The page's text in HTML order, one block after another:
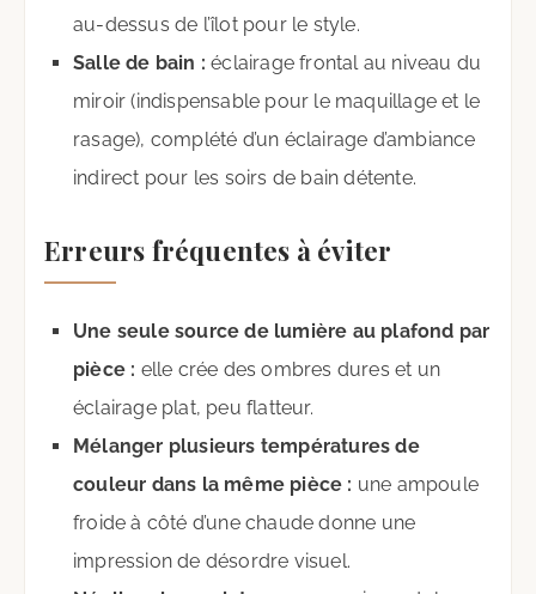
au-dessus de l’îlot pour le style.
Salle de bain : éclairage frontal au niveau du
miroir (indispensable pour le maquillage et le
rasage), complété d’un éclairage d’ambiance
indirect pour les soirs de bain détente.
Erreurs fréquentes à éviter
Une seule source de lumière au plafond par
pièce : elle crée des ombres dures et un
éclairage plat, peu flatteur.
Mélanger plusieurs températures de
couleur dans la même pièce : une ampoule
froide à côté d’une chaude donne une
impression de désordre visuel.